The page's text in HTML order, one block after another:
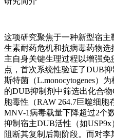
这项研究聚焦于一种新型宿
生素耐药危机和抗病毒药物选
主自身关键生理过程以增强
点，首次系统性验证了DUB
斯特菌（L.monocytogenes）
的DUB抑制剂中筛选出化合
胞毒性（RAW 264.7巨噬细
MNV-1病毒载量下降超过2个
抑制宿主DUB活性（如
阻断其复制后期阶段。而对李